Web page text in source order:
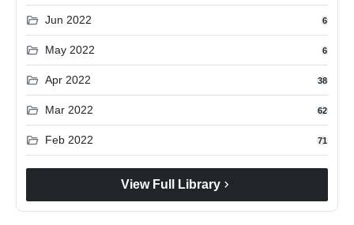
folder_open Jun 2022 6
folder_open May 2022 6
folder_open Apr 2022 38
folder_open Mar 2022 62
folder_open Feb 2022 71
View Full Library chevron_right